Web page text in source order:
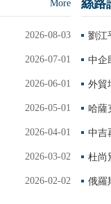
More
2026-08-03
2026-07-01
2026-06-01
2026-05-01
2026-04-01
2026-03-02
2026-02-02
絲路
中企
杜尚